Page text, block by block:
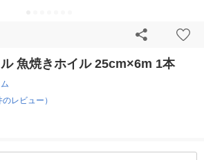
魚焼きホイル 25cm×6m 1本
レビュー）